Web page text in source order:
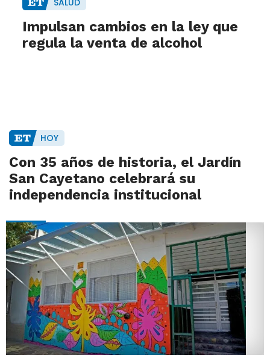
Impulsan cambios en la ley que
regula la venta de alcohol
HOY
Con 35 años de historia, el Jardín
San Cayetano celebrará su
independencia institucional